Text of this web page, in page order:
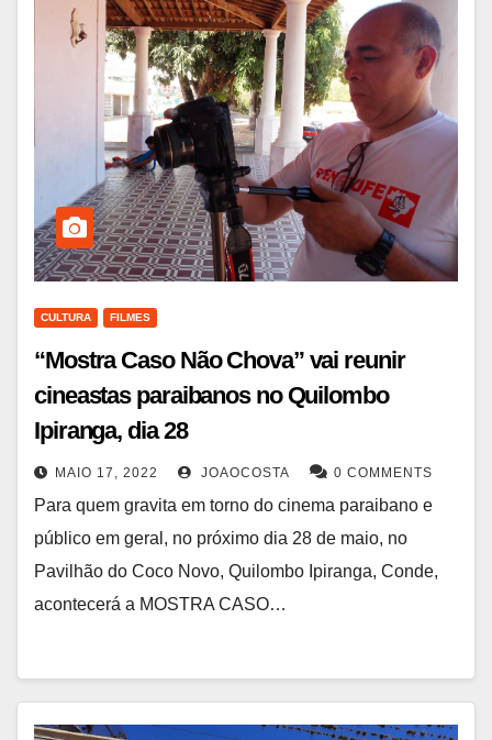
CULTURA FILMES
“Mostra Caso Não Chova” vai reunir
cineastas paraibanos no Quilombo
Ipiranga, dia 28
MAIO 17, 2022 JOAOCOSTA 0 COMMENTS
Para quem gravita em torno do cinema paraibano e
público em geral, no próximo dia 28 de maio, no
Pavilhão do Coco Novo, Quilombo Ipiranga, Conde,
acontecerá a MOSTRA CASO…